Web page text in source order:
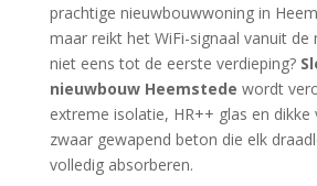
prachtige nieuwbouwwoning in
maar reikt het WiFi-signaal vanuit
niet eens tot de eerste verdieping?
nieuwbouw Heemstede wordt
extreme isolatie, HR++ glas en
zwaar gewapend beton die elk
volledig absorberen.